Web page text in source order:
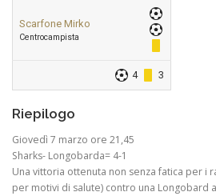
Scarfone Mirko
Centrocampista
4 3
Riepilogo
Giovedì 7 marzo ore 21,45
Sharks- Longobarda= 4-1
Una vittoria ottenuta non senza fatica per i
per motivi di salute) contro una Longobard